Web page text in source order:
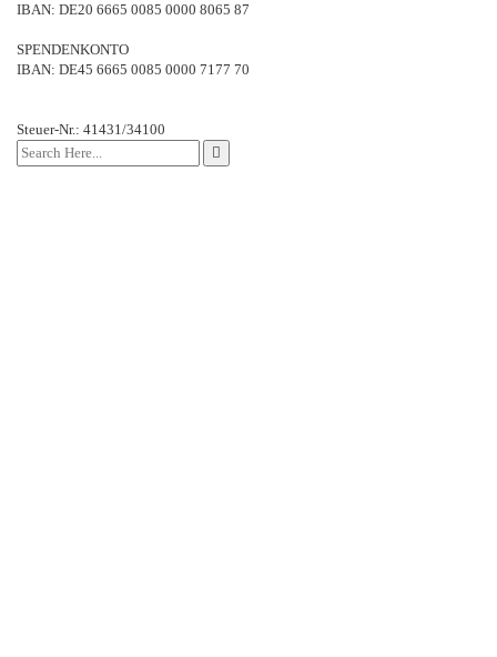
IBAN: DE20 6665 0085 0000 8065 87
SPENDENKONTO
IBAN: DE45 6665 0085 0000 7177 70
Steuer-Nr.: 41431/34100